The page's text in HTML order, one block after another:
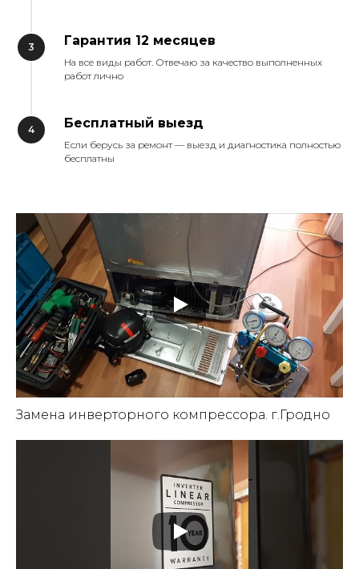
Гарантия 12 месяцев
На все виды работ. Отвечаю за качество выполненных
работ лично
Бесплатный выезд
Если берусь за ремонт — выезд и диагностика полностью
бесплатны
Замена инверторного компрессора. г.Гродно